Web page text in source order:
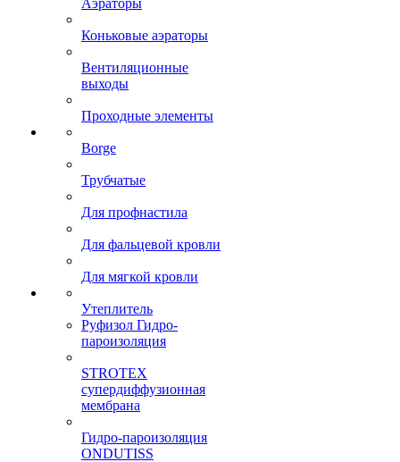
Аэраторы
Коньковые аэраторы
Вентиляционные
выходы
Проходные элементы
Borge
Трубчатые
Для профнастила
Для фальцевой кровли
Для мягкой кровли
Утеплитель
Руфизол Гидро-
пароизоляция
STROTEX
супердиффузионная
мембрана
Гидро-пароизоляция
ONDUTISS